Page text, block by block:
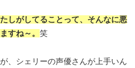
たしがしてることって、そんなに悪
すね～。 笑
、シェリーの声優さんが上手いん